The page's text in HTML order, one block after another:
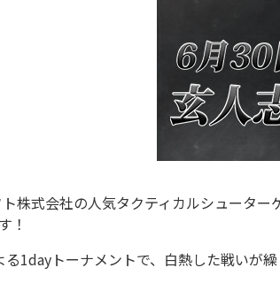
株式会社の人気タクティカルシュータ
！
1dayトーナメントで、白熱した戦いが繰